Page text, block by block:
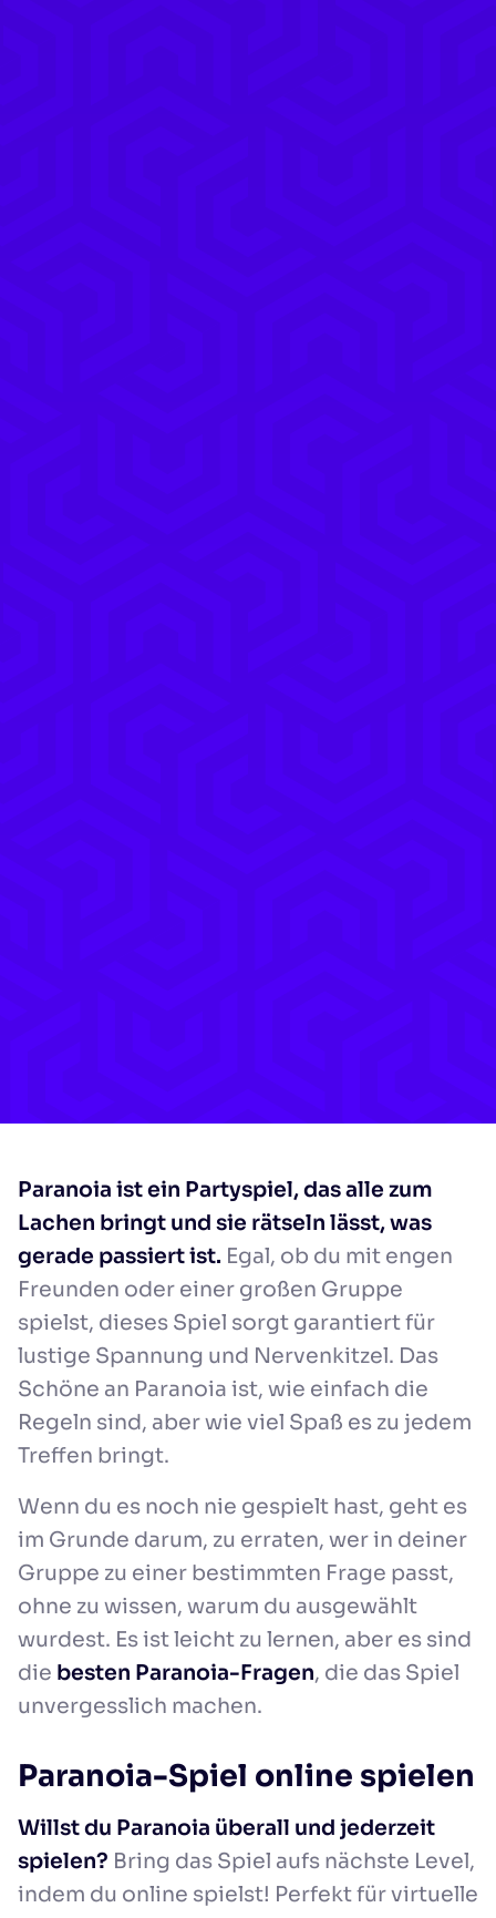
Paranoia ist ein Partyspiel, das alle zum
Lachen bringt und sie rätseln lässt, was
gerade passiert ist. Egal, ob du mit engen
Freunden oder einer großen Gruppe
spielst, dieses Spiel sorgt garantiert für
lustige Spannung und Nervenkitzel. Das
Schöne an Paranoia ist, wie einfach die
Regeln sind, aber wie viel Spaß es zu jedem
Treffen bringt.
Wenn du es noch nie gespielt hast, geht es
im Grunde darum, zu erraten, wer in deiner
Gruppe zu einer bestimmten Frage passt,
ohne zu wissen, warum du ausgewählt
wurdest. Es ist leicht zu lernen, aber es sind
die besten Paranoia-Fragen, die das Spiel
unvergesslich machen.
Paranoia-Spiel online spielen
Willst du Paranoia überall und jederzeit
spielen? Bring das Spiel aufs nächste Level,
indem du online spielst! Perfekt für virtuelle